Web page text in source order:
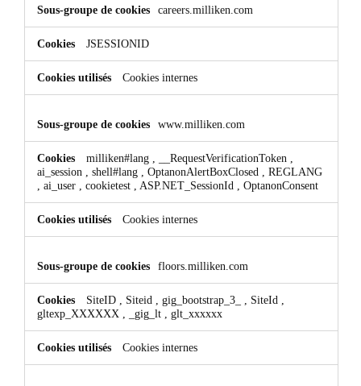
careers.milliken.com
JSESSIONID
Cookies internes
www.milliken.com
milliken#lang __RequestVerificationToken
ai_session
shell#lang OptanonAlertBoxClosed
REGLANG
ai_user cookietest ASP.NET_SessionId OptanonConsent
Cookies internes
floors.milliken.com
SiteID Siteid gig_bootstrap_3_ SiteId
gltexp_XXXXXX
_gig_lt glt_xxxxxx
Cookies internes